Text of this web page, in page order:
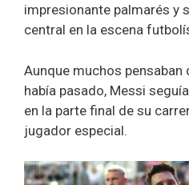
impresionante palmarés y
central en la escena
Aunque muchos
había pasado, Messi
en la parte final de su
jugador especial.